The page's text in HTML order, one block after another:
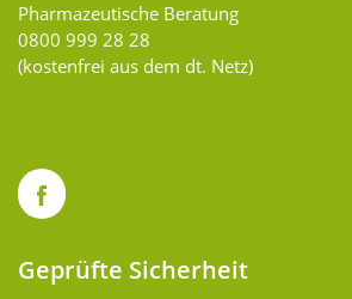
Pharmazeutische Beratung
0800 999 28 28
(kostenfrei aus dem dt. Netz)
Geprüfte Sicherheit